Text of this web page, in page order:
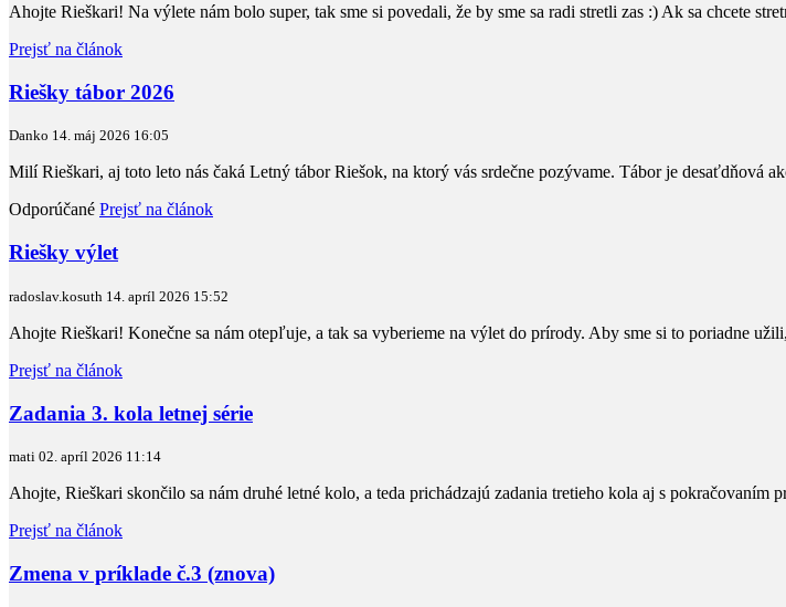
Ahojte Rieškari! Na výlete nám bolo super, tak sme si povedali, že by sme sa radi stretli zas :) Ak sa chcete
Prejsť na článok
Riešky tábor 2026
Danko 14. máj 2026 16:05
Milí Rieškari, aj toto leto nás čaká Letný tábor Riešok, na ktorý vás srdečne pozývame. Tábor je desaťdňová
Odporúčané Prejsť na článok
Riešky výlet
radoslav.kosuth 14. apríl 2026 15:52
Ahojte Rieškari! Konečne sa nám otepľuje, a tak sa vyberieme na výlet do prírody. Aby sme si to poriadne
Prejsť na článok
Zadania 3. kola letnej série
mati 02. apríl 2026 11:14
Ahojte, Rieškari skončilo sa nám druhé letné kolo, a teda prichádzajú zadania tretieho kola aj s
Prejsť na článok
Zmena v príklade č.3 (znova)